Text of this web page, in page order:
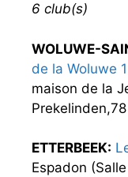
6 club(s)
WOLUWE-
de la Woluwe
maison de la
ETTERBEEK:
Espadon